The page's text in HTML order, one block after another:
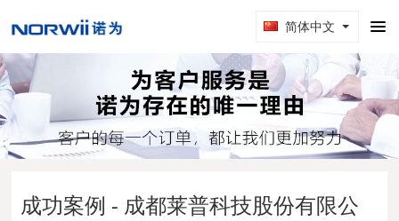
简体中文
成功案例 - 成都莱普科技股份有限公